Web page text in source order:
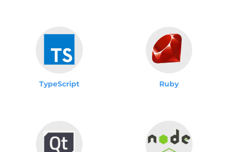
TypeScript Ruby